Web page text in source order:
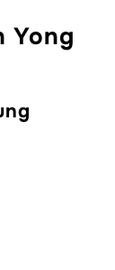
Yong